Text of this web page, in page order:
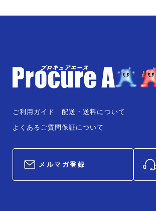
ご利用ガイド
よくあるご質問
配送・送料について
保証について
メルマガ登録